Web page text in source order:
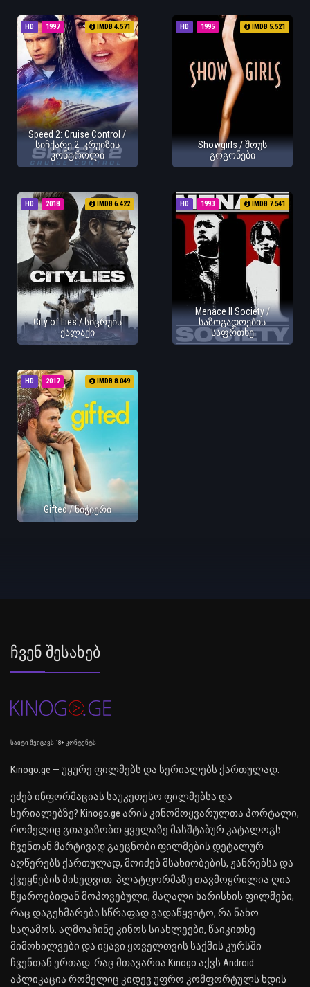
HD 1997 IMDB 4.571
Speed 2: Cruise Control /
სიჩქარე 2: კრუიზის
კონტროლი
HD 1995 IMDB 5.521
Showgirls / შოუს
გოგონები
HD 2018 IMDB 6.422
City of Lies / სიცრუის
ქალაქი
HD 1993 IMDB 7.541
Menace II Society /
საზოგადოების
საფრთხე
HD 2017 IMDB 8.049
Gifted / ნიჭიერი
Ჩვენ Შესახებ
საიტი შეიცავს 18+ კონტენტს
Kinogo.ge — უყურე ფილმებს და სერიალებს ქართულად.
ეძებ ინფორმაციას საუკეთესო ფილმებსა და
სერიალებზე? Kinogo.ge არის კინომოყვარულთა პორტალი,
რომელიც გთავაზობთ ყველაზე მასშტაბურ კატალოგს.
ჩვენთან მარტივად გაეცნობი ფილმების დეტალურ
აღწერებს ქართულად, მოიძებ მსახიობების, ჟანრებსა და
ქვეყნების მიხედვით. პლატფორმაზე თავმოყრილია ღია
წყაროებიდან მოპოვებული, მაღალი ხარისხის ფილმები,
რაც დაგეხმარება სწრაფად გადაწყვიტო, რა ნახო
საღამოს. აღმოაჩინე კინოს სიახლეები, წაიკითხე
მიმოხილვები და იყავი ყოველთვის საქმის კურსში
ჩვენთან ერთად. რაც მთავარია Kinogo აქვს Android
აპლიკაცია რომელიც კიდევ უფრო კომფორტულს ხდის